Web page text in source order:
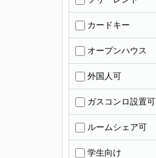
カードキー
オープンハウス
外国人可
ガスコンロ設置可
ルームシェア可
学生向け